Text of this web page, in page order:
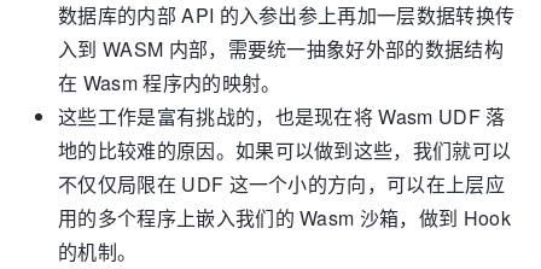
数据库的内部 API 的入参出参上再加一层数据转换传
入到 WASM 内部，需要统一抽象好外部的数据结构
在 Wasm 程序内的映射。
这些工作是富有挑战的，也是现在将 Wasm UDF 落
地的比较难的原因。如果可以做到这些，我们就可以
不仅仅局限在 UDF 这一个小的方向，可以在上层应
用的多个程序上嵌入我们的 Wasm 沙箱，做到 Hook
的机制。